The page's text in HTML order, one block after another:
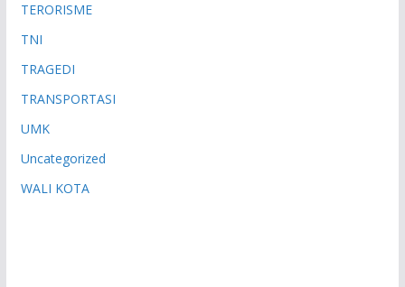
TERORISME
TNI
TRAGEDI
TRANSPORTASI
UMK
Uncategorized
WALI KOTA